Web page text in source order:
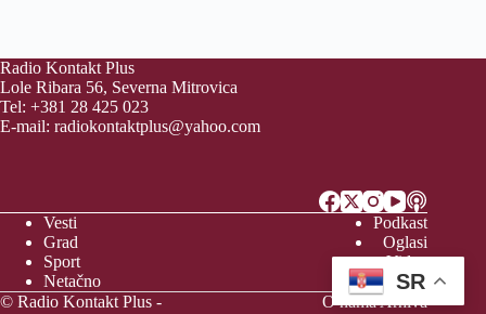
Radio Kontakt Plus
Lole Ribara 56, Severna Mitrovica
Tel: +381 28 425 023
E-mail: radiokontaktplus@yahoo.com
Vesti
Grad
Sport
Netačno
Podkast
Oglasi
Video
Vreme
© Radio Kontakt Plus -
O namaArhiva
SR